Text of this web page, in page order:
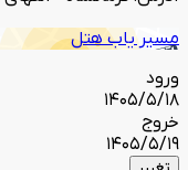
مسیر یاب هتل
ورود
1405/5/18
خروج
1405/5/19